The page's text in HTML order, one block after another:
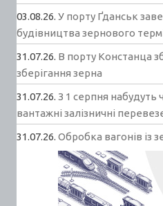
03.08.26. У порту Ґданськ
будівництва зернового
31.07.26. В порту Констанца
зберігання зерна
31.07.26. З 1 серпня набудуть
вантажні залізничні
31.07.26. Обробка вагонів із